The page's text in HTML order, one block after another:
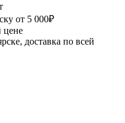
от 5 000₽
цене
доставка по всей